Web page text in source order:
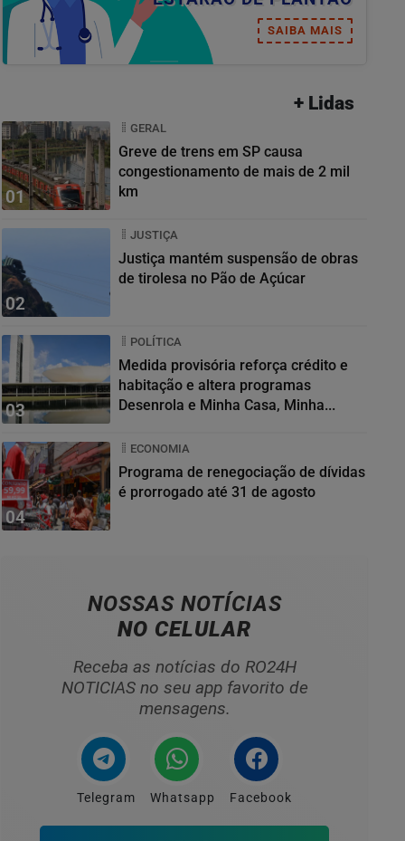
SAIBA MAIS
+ Lidas
01
GERAL
Greve de trens em SP causa
congestionamento de mais de 2 mil
km
02
JUSTIÇA
Justiça mantém suspensão de obras
de tirolesa no Pão de Açúcar
03
POLÍTICA
Medida provisória reforça crédito e
habitação e altera programas
Desenrola e Minha Casa, Minha...
04
ECONOMIA
Programa de renegociação de dívidas
é prorrogado até 31 de agosto
NOSSAS NOTÍCIAS
NO CELULAR
Receba as notícias do RO24H
NOTICIAS no seu app favorito de
mensagens.
Telegram Whatsapp Facebook